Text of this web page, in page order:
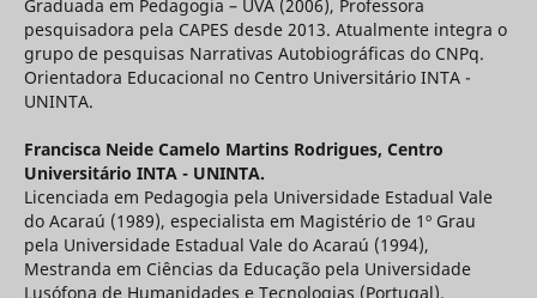
Graduada em Pedagogia – UVA (2006), Professora
pesquisadora pela CAPES desde 2013. Atualmente integra o
grupo de pesquisas Narrativas Autobiográficas do CNPq.
Orientadora Educacional no Centro Universitário INTA -
UNINTA.
Francisca Neide Camelo Martins Rodrigues, Centro
Universitário INTA - UNINTA.
Licenciada em Pedagogia pela Universidade Estadual Vale
do Acaraú (1989), especialista em Magistério de 1º Grau
pela Universidade Estadual Vale do Acaraú (1994),
Mestranda em Ciências da Educação pela Universidade
Lusófona de Humanidades e Tecnologias (Portugal).